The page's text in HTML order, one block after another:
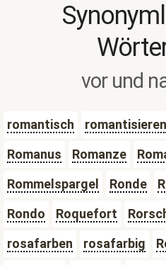
vor und
romantisch romantisieren
Romanus
Romanze
Rommelspargel
Ronde
Rondo
Roquefort
rosafarben
rosafarbig